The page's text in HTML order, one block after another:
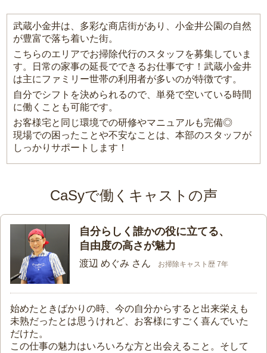
武蔵小金井は、多彩な商店街があり、小金井公園の自然
が豊富で落ち着いた街。
こちらのエリアでお掃除代行のスタッフを募集していま
す。日常の家事の延長でできるお仕事です！武蔵小金井
は主にファミリー世帯の利用者が多いのが特徴です。
自分でシフトを決められるので、単発で空いている時間
に働くことも可能です。
お客様宅と同じ環境での研修やマニュアルも完備◎
現場での困ったことや不安なことは、本部のスタッフが
しっかりサポートします！
CaSyで働くキャストの声
自分らしく誰かの役に立てる、
自由度の高さが魅力
渡辺 めぐみ さん お掃除キャスト歴 7年
始めたときばかりの時、今の自分からすると出来栄えも
未熟だったとは思うけれど、お客様にすごく喜んでいた
だけた。
この仕事の魅力はいろいろな方と出会えること。そして